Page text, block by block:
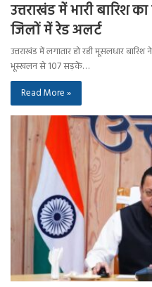
उत्तराखंड में भारी
जिलों में रेड अलर्ट
उत्तराखंड में लगातार हो रही मूसलधार
भूस्खलन से 107 सड़कें…
Read More »